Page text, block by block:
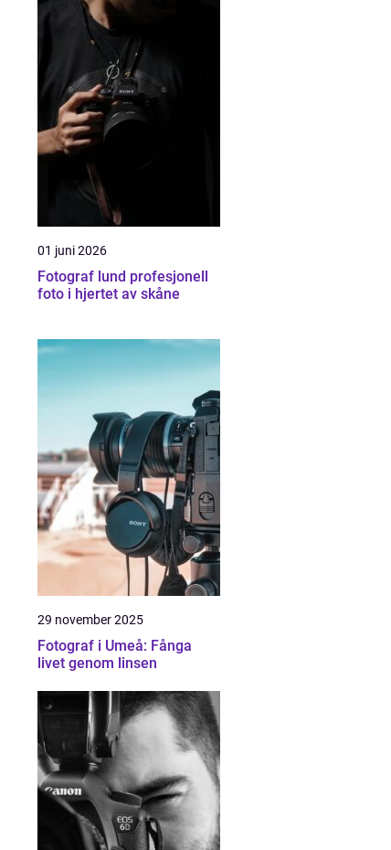
01 juni 2026
Fotograf lund profesjonell
foto i hjertet av skåne
29 november 2025
Fotograf i Umeå: Fånga
livet genom linsen